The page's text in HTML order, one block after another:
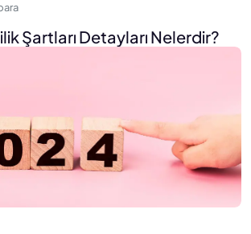
Şartları Detayları Nelerdir?